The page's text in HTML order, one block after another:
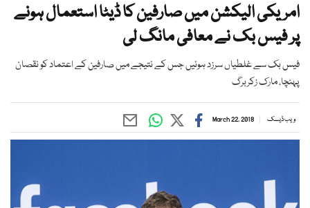
امریکی الیکشن میں صارفین کا ڈیٹا استعمال ہونے
پر فیس بک نے معافی مانگ لی
فیس بک سے غلطیاں سرزد ہوئیں جس کے نتیجے میں صارفین کے اعتماد کو نقصان
پہنچا، مارک زکربرگ
ویب ڈیسک March 22, 2018